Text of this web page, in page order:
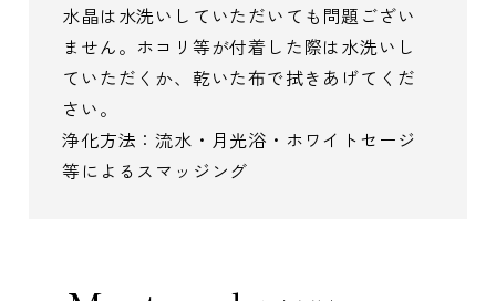
水晶は水洗いしていただいても問題ござい
ません。ホコリ等が付着した際は水洗いし
ていただくか、乾いた布で拭きあげてくだ
さい。
浄化方法：流水・月光浴・ホワイトセージ
等によるスマッジング